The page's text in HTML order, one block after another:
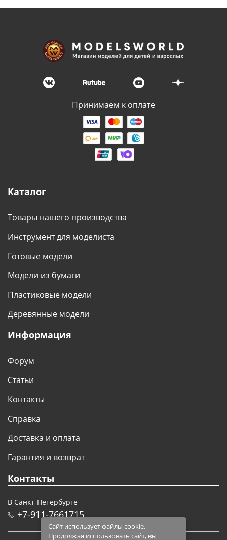
Принимаем к оплате
Каталог
Товары нашего производства
Инструмент для моделиста
Готовые модели
Модели из бумаги
Пластиковые модели
Деревянные модели
Информация
Форум
Статьи
Контакты
Справка
Доставка и оплата
Гарантия и возврат
Контакты
В Санкт-Петербурге
+7-911-7661715
Сайт использует файлы cookie.
Продолжая использовать сайт, вы